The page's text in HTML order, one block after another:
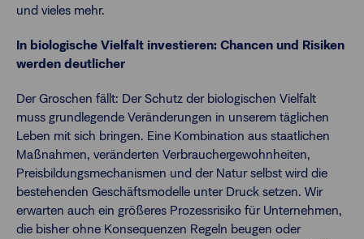
und vieles mehr.
In biologische Vielfalt investieren: Chancen und Risiken
werden deutlicher
Der Groschen fällt: Der Schutz der biologischen Vielfalt
muss grundlegende Veränderungen in unserem täglichen
Leben mit sich bringen. Eine Kombination aus staatlichen
Maßnahmen, veränderten Verbrauchergewohnheiten,
Preisbildungsmechanismen und der Natur selbst wird die
bestehenden Geschäftsmodelle unter Druck setzen. Wir
erwarten auch ein größeres Prozessrisiko für Unternehmen,
die bisher ohne Konsequenzen Regeln beugen oder